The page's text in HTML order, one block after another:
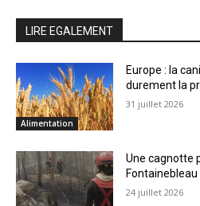
LIRE EGALEMENT
Alimentation
Europe : la
durement la
31 juillet 2026
Une cagnotte
Fontainebleau
24 juillet 2026